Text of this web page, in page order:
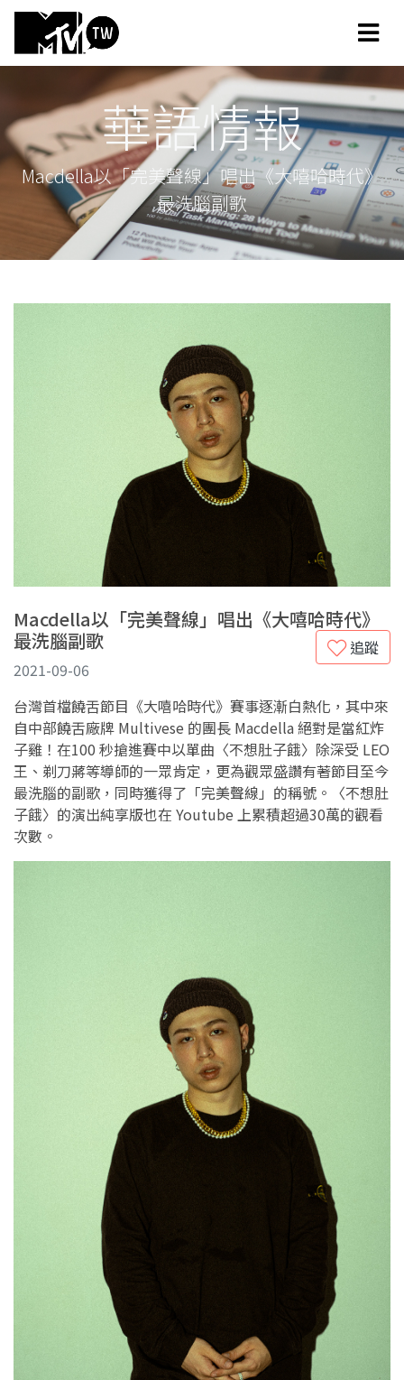
華語情報
Macdella以「完美聲線」唱出《大嘻哈時代》
最洗腦副歌
Macdella以「完美聲線」唱出《大嘻哈時代》
最洗腦副歌
追蹤
2021-09-06
台灣首檔饒舌節目《大嘻哈時代》賽事逐漸白熱化，其中來
自中部饒舌廠牌 Multivese 的團長 Macdella 絕對是當紅炸
子雞！在100 秒搶進賽中以單曲〈不想肚子餓〉除深受 LEO
王、剃刀蔣等導師的一眾肯定，更為觀眾盛讚有著節目至今
最洗腦的副歌，同時獲得了「完美聲線」的稱號。〈不想肚
子餓〉的演出純享版也在 Youtube 上累積超過30萬的觀看
次數。